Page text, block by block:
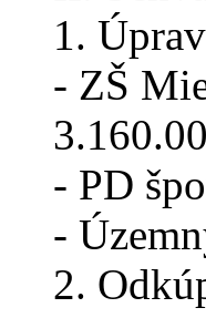
1.
- ZŠ
- PD
-
2.